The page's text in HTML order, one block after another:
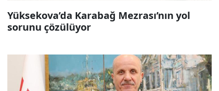
Yüksekova’da Karabağ Mezrası’nın yol
sorunu çözülüyor